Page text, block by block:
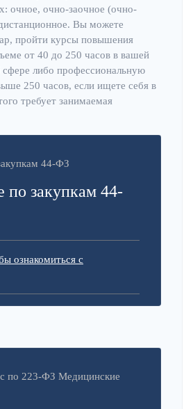
очное, очно-заочное (очно-
Вы можете
пройти курсы повышения
от 40 до 250 часов в вашей
либо профессиональную
250 часов, если ищете себя в
требует занимаемая
44-ФЗ
по закупкам 44-
ознакомиться с
по 223-ФЗ Медицинские